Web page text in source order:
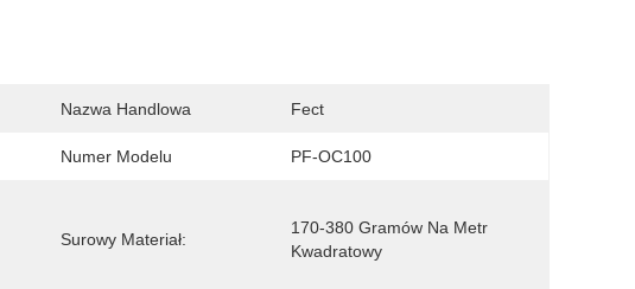
Nazwa Handlowa Fect
Numer Modelu PF-OC100
Surowy Materiał:
170-380 Gramów Na Metr
Kwadratowy